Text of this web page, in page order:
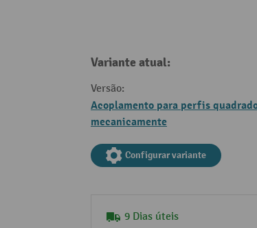
Variante atual:
Versão:
Acoplamento para perfis
mecanicamente
Configurar variante
9 Dias úteis